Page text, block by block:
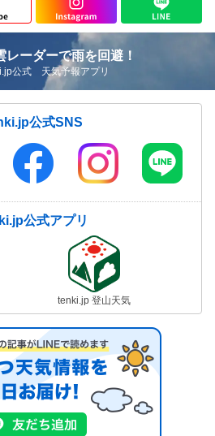
レーダーで雨を回避！
公式 天気予報アプリ
公式SNS
公式アプリ
tenki.jp 登山天気